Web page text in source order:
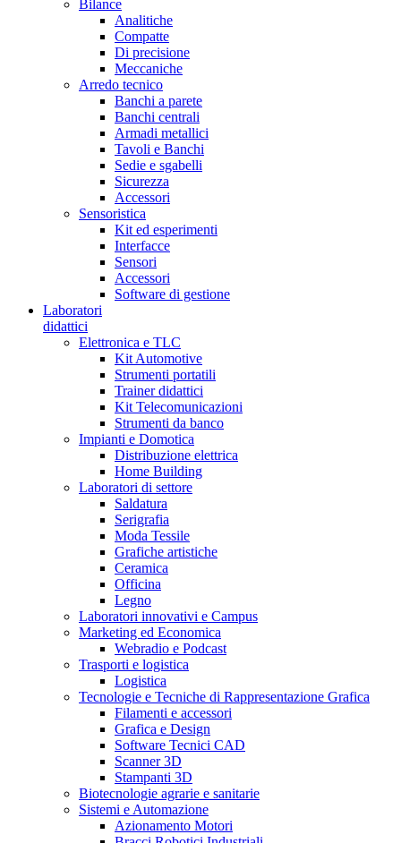
Bilance
Analitiche
Compatte
Di precisione
Meccaniche
Arredo tecnico
Banchi a parete
Banchi centrali
Armadi metallici
Tavoli e Banchi
Sedie e sgabelli
Sicurezza
Accessori
Sensoristica
Kit ed esperimenti
Interfacce
Sensori
Accessori
Software di gestione
Laboratori
didattici
Elettronica e TLC
Kit Automotive
Strumenti portatili
Trainer didattici
Kit Telecomunicazioni
Strumenti da banco
Impianti e Domotica
Distribuzione elettrica
Home Building
Laboratori di settore
Saldatura
Serigrafia
Moda Tessile
Grafiche artistiche
Ceramica
Officina
Legno
Laboratori innovativi e Campus
Marketing ed Economica
Webradio e Podcast
Trasporti e logistica
Logistica
Tecnologie e Tecniche di Rappresentazione Grafica
Filamenti e accessori
Grafica e Design
Software Tecnici CAD
Scanner 3D
Stampanti 3D
Biotecnologie agrarie e sanitarie
Sistemi e Automazione
Azionamento Motori